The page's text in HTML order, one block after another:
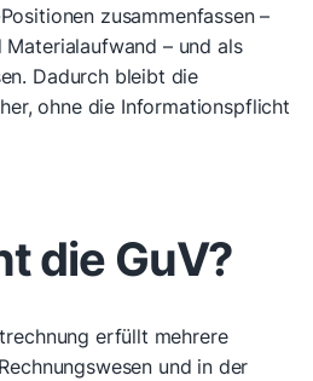
zusammenfassen –
– und als
Dadurch bleibt die
ohne die Informationspflicht
die GuV?
erfüllt mehrere
und in der